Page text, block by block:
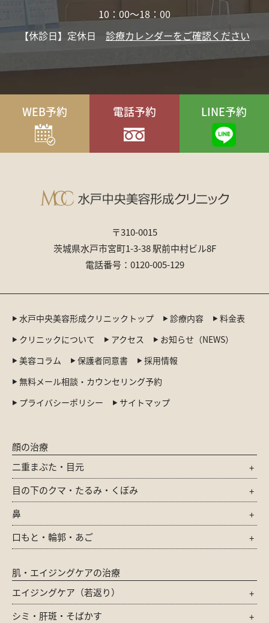
10：00〜18：00
【休診日】定休日 診療カレンダーをご確認ください
WEB予約 電話予約 LINE予約
〒310-0015
茨城県水戸市宮町1-3-38 駅前中村ビル8F
電話番号：0120-005-129
水戸中央美容形成クリニックトップ 診療内容
料金表
クリニックについて
アクセス
お知らせ（NEWS）
美容コラム
保護者同意書
採用情報
無料メール相談・カウンセリング予約
プライバシーポリシー
サイトマップ
顔の治療
二重まぶた・目元
目の下のクマ・たるみ・くぼみ
鼻
口もと・輪郭・あご
肌・エイジングケアの治療
エイジングケア（若返り）
シミ・肝斑・そばかす